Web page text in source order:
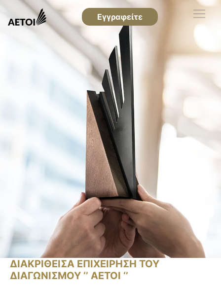
Εγγραφείτε
ΔΙΑΚΡΙΘΕΙΣΑ ΕΠΙΧΕΙΡΗΣΗ ΤΟΥ
ΔΙΑΓΩΝΙΣΜΟΥ ‘’ ΑΕΤΟΙ ‘’